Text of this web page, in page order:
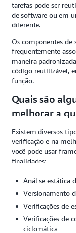
tarefas pode ser
de software ou em
diferente.
Os componentes de
frequentemente
maneira
código reutilizável,
função.
Quais são
melhorar a
Existem diversos
verificação e na
você pode usar
finalidades:
Análise estática
Versionamento
Verificações de
Verificações de
ciclomática